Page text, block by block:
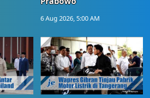
6 Aug 2026, 5:00 AM